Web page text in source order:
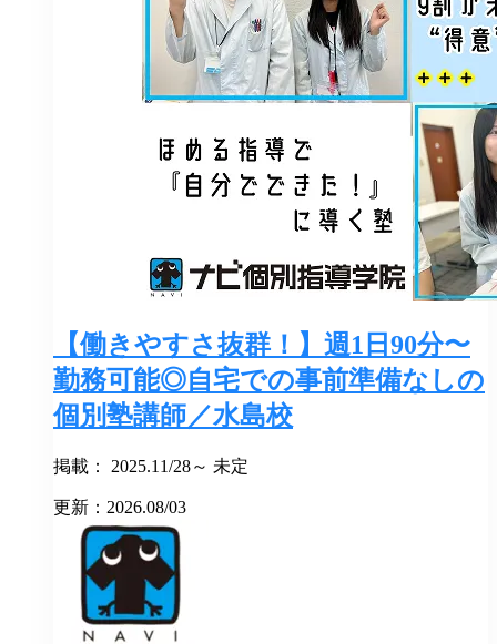
【働きやすさ抜群！】週1日90分〜
勤務可能◎自宅での事前準備なしの
個別塾講師／水島校
掲載： 2025.11/28～ 未定
更新：2026.08/03